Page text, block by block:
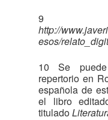
9
http://
esos/
10 Se
repertorio en
española de
el libro
titulado